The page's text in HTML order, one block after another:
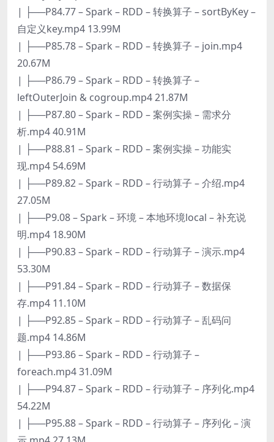
| ├──P84.77 – Spark – RDD – 转换算子 – sortByKey –
自定义key.mp4 13.99M
| ├──P85.78 – Spark – RDD – 转换算子 – join.mp4
20.67M
| ├──P86.79 – Spark – RDD – 转换算子 –
leftOuterJoin & cogroup.mp4 21.87M
| ├──P87.80 – Spark – RDD – 案例实操 – 需求分
析.mp4 40.91M
| ├──P88.81 – Spark – RDD – 案例实操 – 功能实
现.mp4 54.69M
| ├──P89.82 – Spark – RDD – 行动算子 – 介绍.mp4
27.05M
| ├──P9.08 – Spark – 环境 – 本地环境local – 补充说
明.mp4 18.90M
| ├──P90.83 – Spark – RDD – 行动算子 – 演示.mp4
53.30M
| ├──P91.84 – Spark – RDD – 行动算子 – 数据保
存.mp4 11.10M
| ├──P92.85 – Spark – RDD – 行动算子 – 乱码问
题.mp4 14.86M
| ├──P93.86 – Spark – RDD – 行动算子 –
foreach.mp4 31.09M
| ├──P94.87 – Spark – RDD – 行动算子 – 序列化.mp4
54.22M
| ├──P95.88 – Spark – RDD – 行动算子 – 序列化 – 演